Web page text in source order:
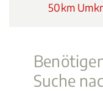
50km
Suche